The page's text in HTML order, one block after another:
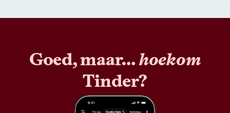
Goed, maar…hoekom
Tinder?